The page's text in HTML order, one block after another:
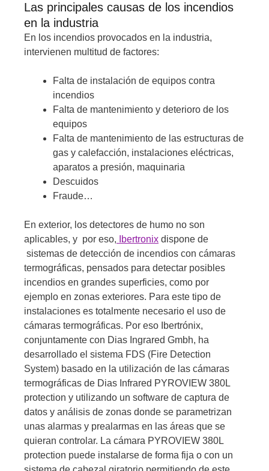
Las principales causas de los incendios
en la industria
En los incendios provocados en la industria,
intervienen multitud de factores:
Falta de instalación de equipos contra
incendios
Falta de mantenimiento y deterioro de los
equipos
Falta de mantenimiento de las estructuras de
gas y calefacción, instalaciones eléctricas,
aparatos a presión, maquinaria
Descuidos
Fraude…
En exterior, los detectores de humo no son
aplicables, y por eso, Ibertronix dispone de
sistemas de detección de incendios con cámaras
termográficas, pensados para detectar posibles
incendios en grandes superficies, como por
ejemplo en zonas exteriores. Para este tipo de
instalaciones es totalmente necesario el uso de
cámaras termográficas. Por eso Ibertrónix,
conjuntamente con Dias Ingrared Gmbh, ha
desarrollado el sistema FDS (Fire Detection
System) basado en la utilización de las cámaras
termográficas de Dias Infrared PYROVIEW 380L
protection y utilizando un software de captura de
datos y análisis de zonas donde se parametrizan
unas alarmas y prealarmas en las áreas que se
quieran controlar. La cámara PYROVIEW 380L
protection puede instalarse de forma fija o con un